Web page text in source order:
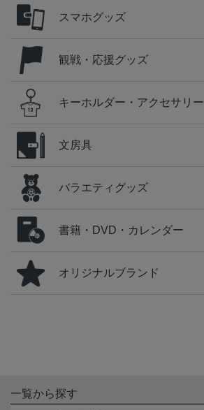
スマホグッズ
観戦・応援グッズ
キーホルダー・アクセサリー
文房具
バラエティグッズ
書籍・DVD・カレンダー
オリジナルブランド
一覧から探す